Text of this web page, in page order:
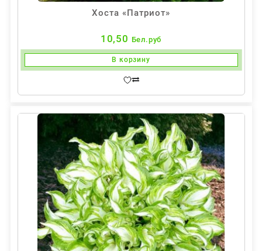
Хоста «Патриот»
10,50 Бел.руб
В корзину